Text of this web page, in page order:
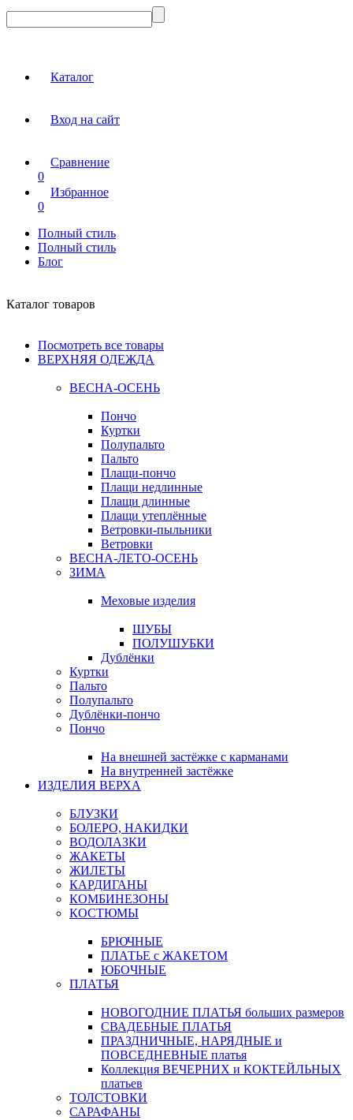
Каталог
Вход на сайт
Сравнение
0
Избранное
0
Полный стиль
Полный стиль
Блог
Каталог товаров
Посмотреть все товары
ВЕРХНЯЯ ОДЕЖДА
ВЕСНА-ОСЕНЬ
Пончо
Куртки
Полупальто
Пальто
Плащи-пончо
Плащи недлинные
Плащи длинные
Плащи утеплённые
Ветровки-пыльники
Ветровки
ВЕСНА-ЛЕТО-ОСЕНЬ
ЗИМА
Меховые изделия
ШУБЫ
ПОЛУШУБКИ
Дублёнки
Куртки
Пальто
Полупальто
Дублёнки-пончо
Пончо
На внешней застёжке с карманами
На внутренней застёжке
ИЗДЕЛИЯ ВЕРХА
БЛУЗКИ
БОЛЕРО, НАКИДКИ
ВОДОЛАЗКИ
ЖАКЕТЫ
ЖИЛЕТЫ
КАРДИГАНЫ
КОМБИНЕЗОНЫ
КОСТЮМЫ
БРЮЧНЫЕ
ПЛАТЬЕ с ЖАКЕТОМ
ЮБОЧНЫЕ
ПЛАТЬЯ
НОВОГОДНИЕ ПЛАТЬЯ больших размеров
СВАДЕБНЫЕ ПЛАТЬЯ
ПРАЗДНИЧНЫЕ, НАРЯДНЫЕ и
ПОВСЕДНЕВНЫЕ платья
Коллекция ВЕЧЕРНИХ и КОКТЕЙЛЬНЫХ
платьев
ТОЛСТОВКИ
САРАФАНЫ